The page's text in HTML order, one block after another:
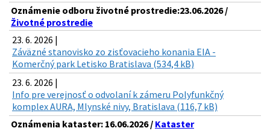
Oznámenie odboru životné prostredie:23.06.2026 /
Životné prostredie
23. 6. 2026 |
Záväzné stanovisko zo zisťovacieho konania EIA -
Komerčný park Letisko Bratislava (534,4 kB)
23. 6. 2026 |
Info pre verejnosť o odvolaní k zámeru Polyfunkčný
komplex AURA, Mlynské nivy, Bratislava (116,7 kB)
Oznámenia kataster: 16.06.2026 / Kataster